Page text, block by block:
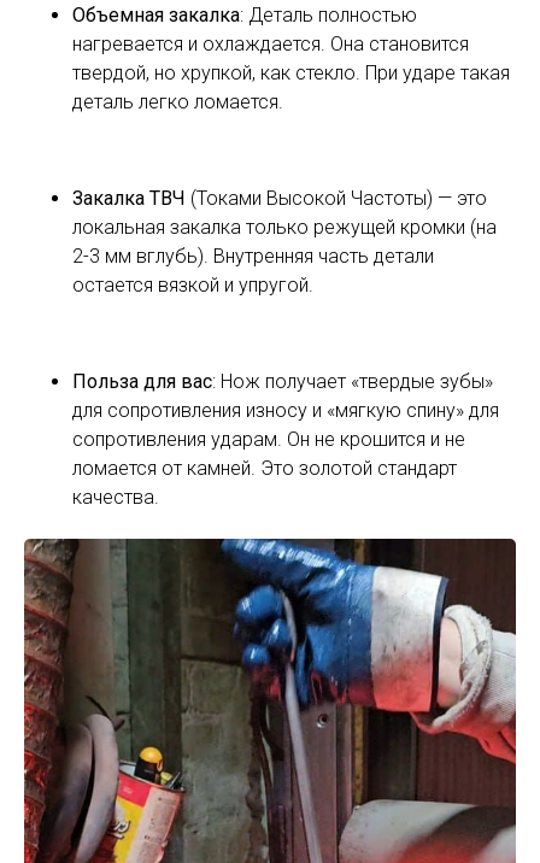
Объемная закалка: Деталь полностью
нагревается и охлаждается. Она становится
твердой, но хрупкой, как стекло. При ударе такая
деталь легко ломается.
Закалка ТВЧ (Токами Высокой Частоты) — это
локальная закалка только режущей кромки (на
2-3 мм вглубь). Внутренняя часть детали
остается вязкой и упругой.
Польза для вас: Нож получает «твердые зубы»
для сопротивления износу и «мягкую спину» для
сопротивления ударам. Он не крошится и не
ломается от камней. Это золотой стандарт
качества.